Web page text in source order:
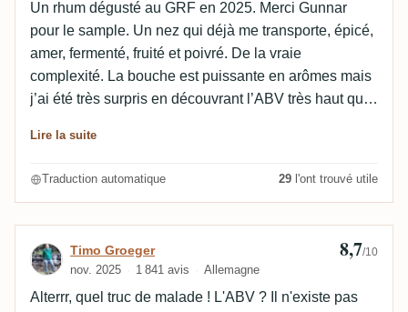
que ce Rhum Bielle et les résultats euphorisants ne
sont pas à la hauteur. Au lieu d'être un rhum très bon,
très intense et très axé sur l'agriculture, il n'a pas duré
très longtemps selon mon point de vue de laienhaften.
Un rhum dégusté au GRF en 2025. Merci Gunnar
pour le sample. Un nez qui déjà me transporte, épicé,
amer, fermenté, fruité et poivré. De la vraie
complexité. La bouche est puissante en arômes mais
j’ai été très surpris en découvrant l’ABV très haut que
beaucoup d’épices, de la profondeur aussi. La finale
évident ici et donne une énorme complexité à ce
en fûts de vin blanc des Açores totalement réussi !
Lire la suite
Traduction automatique 29 l'ont trouvé utile
Avis de Timo Groeger
Timo Groeger
nov. 2025 1 841 avis Allemagne
8,7/10
Alterrr, quel truc de malade ! L'ABV ? Il n'existe pas